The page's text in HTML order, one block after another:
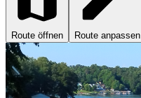
Route öffnen Route anpassen